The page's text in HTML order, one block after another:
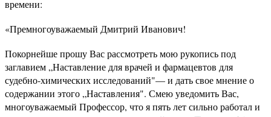
времени:
«Премногоуважаемый Дмитрий Иванович!
Покорнейше прошу Вас рассмотреть мою рукопись под
заглавием „Наставление для врачей и фармацевтов для
судебно-химических исследований"— и дать свое мнение о
содержании этого „Наставления". Смею уведомить Вас,
многоуважаемый Профессор, что я пять лет сильно работал и